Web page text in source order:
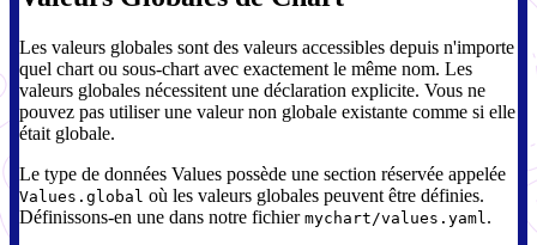
Les valeurs globales sont des valeurs accessibles depuis n'importe
quel chart ou sous-chart avec exactement le même nom. Les
valeurs globales nécessitent une déclaration explicite. Vous ne
pouvez pas utiliser une valeur non globale existante comme si elle
était globale.
Le type de données Values possède une section réservée appelée
Values.global où les valeurs globales peuvent être définies.
Définissons-en une dans notre fichier mychart/values.yaml .